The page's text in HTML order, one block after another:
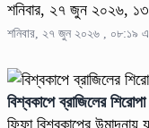
শনিবার, ২৭ জুন ২০২৬,
শনিবার, ২৭ জুন ২০২৬ , ০৮:১৯
বিশ্বকাপে ব্রাজিলের